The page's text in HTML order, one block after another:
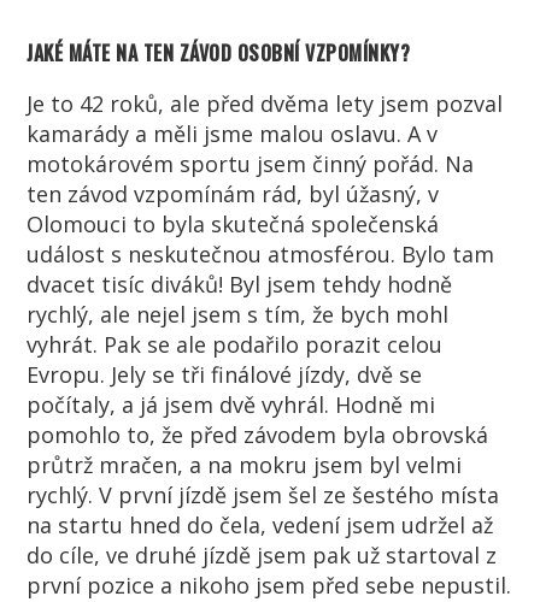
JAKÉ MÁTE NA TEN ZÁVOD OSOBNÍ VZPOMÍNKY?
Je to 42 roků, ale před dvěma lety jsem pozval
kamarády a měli jsme malou oslavu. A v
motokárovém sportu jsem činný pořád. Na
ten závod vzpomínám rád, byl úžasný, v
Olomouci to byla skutečná společenská
událost s neskutečnou atmosférou. Bylo tam
dvacet tisíc diváků! Byl jsem tehdy hodně
rychlý, ale nejel jsem s tím, že bych mohl
vyhrát. Pak se ale podařilo porazit celou
Evropu. Jely se tři finálové jízdy, dvě se
počítaly, a já jsem dvě vyhrál. Hodně mi
pomohlo to, že před závodem byla obrovská
průtrž mračen, a na mokru jsem byl velmi
rychlý. V první jízdě jsem šel ze šestého místa
na startu hned do čela, vedení jsem udržel až
do cíle, ve druhé jízdě jsem pak už startoval z
první pozice a nikoho jsem před sebe nepustil.